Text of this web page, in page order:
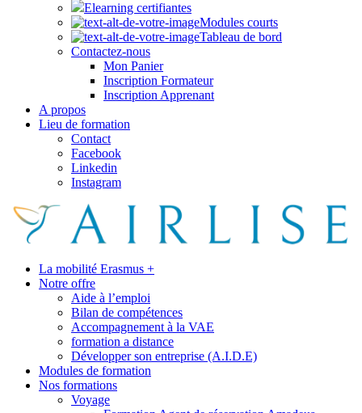
Elearning certifiantes
Modules courts
Tableau de bord
Contactez-nous
Mon Panier
Inscription Formateur
Inscription Apprenant
A propos
Lieu de formation
Contact
Facebook
Linkedin
Instagram
La mobilité Erasmus +
Notre offre
Aide à l’emploi
Bilan de compétences
Accompagnement à la VAE
formation a distance
Développer son entreprise (A.I.D.E)
Modules de formation
Nos formations
Voyage